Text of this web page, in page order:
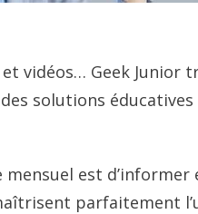
vidéos… Geek Junior
solutions
mensuel est
parfaitement